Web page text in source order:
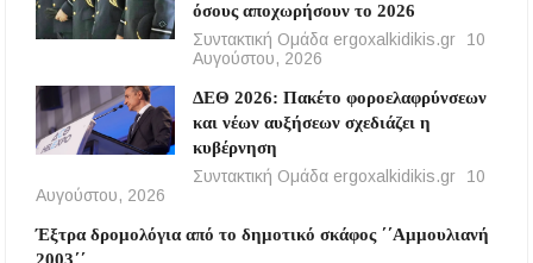
όσους αποχωρήσουν το 2026
Συντακτική Ομάδα ergoxalkidikis.gr
10
Αυγούστου, 2026
ΔΕΘ 2026: Πακέτο φοροελαφρύνσεων
και νέων αυξήσεων σχεδιάζει η
κυβέρνηση
Συντακτική Ομάδα ergoxalkidikis.gr
10
Αυγούστου, 2026
Έξτρα δρομολόγια από το δημοτικό σκάφος ΄΄Αμμουλιανή